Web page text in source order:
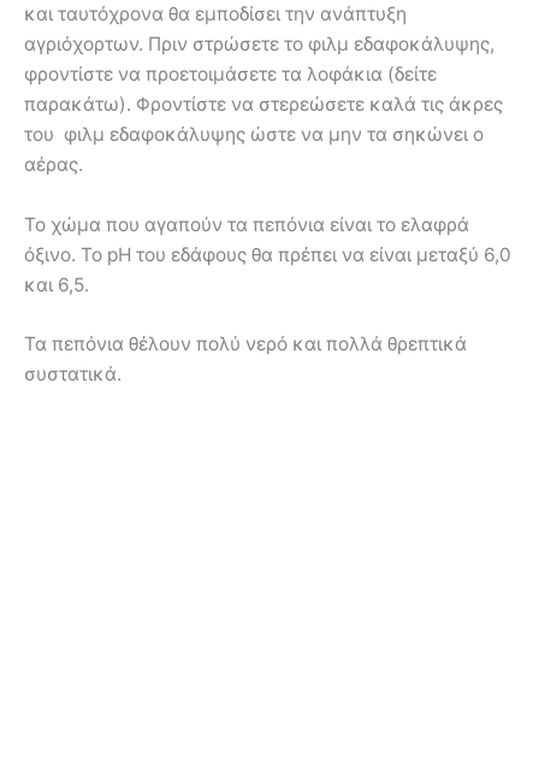
και ταυτόχρονα θα εμποδίσει την ανάπτυξη
αγριόχορτων. Πριν στρώσετε το φιλμ εδαφοκάλυψης,
φροντίστε να προετοιμάσετε τα λοφάκια (δείτε
παρακάτω). Φροντίστε να στερεώσετε καλά τις άκρες
του φιλμ εδαφοκάλυψης ώστε να μην τα σηκώνει ο
αέρας.
Το χώμα που αγαπούν τα πεπόνια είναι το ελαφρά
όξινο. Το pH του εδάφους θα πρέπει να είναι μεταξύ 6,0
και 6,5.
Τα πεπόνια θέλουν πολύ νερό και πολλά θρεπτικά
συστατικά.